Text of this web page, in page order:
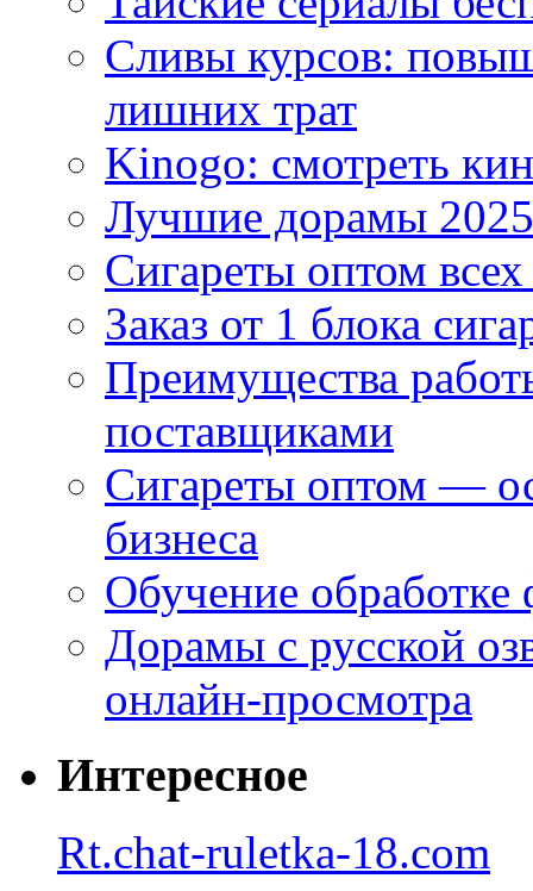
Сливы курсов:
лишних трат
Kinogo: смотреть
Лучшие дорамы
Сигареты оптом
Заказ от 1 блока
Преимущества
поставщиками
Сигареты оптом —
бизнеса
Обучение
Дорамы с русской
онлайн-просмотра
Интересное
Rt.chat-ruletka-18.com